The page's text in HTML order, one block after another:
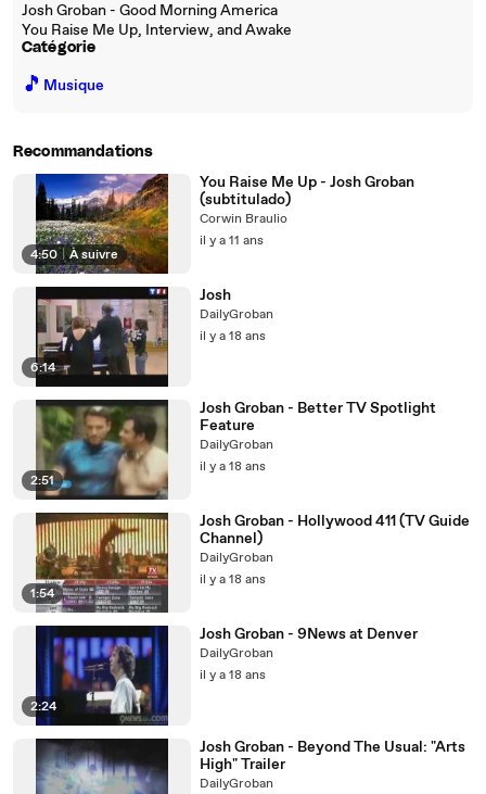
Josh Groban - Good Morning America
You Raise Me Up, Interview, and Awake
Catégorie
🎵 Musique
Recommandations
4:50 À suivre
You Raise Me Up - Josh Groban
(subtitulado)
Corwin Braulio
il y a 11 ans
6:14
Josh
DailyGroban
il y a 18 ans
2:51
Josh Groban - Better TV Spotlight
Feature
DailyGroban
il y a 18 ans
1:54
Josh Groban - Hollywood 411 (TV Guide
Channel)
DailyGroban
il y a 18 ans
2:24
Josh Groban - 9News at Denver
DailyGroban
il y a 18 ans
Josh Groban - Beyond The Usual: "Arts
High" Trailer
DailyGroban